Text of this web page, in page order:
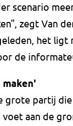
scenario
zegt Van
het
de
grote partij
aan de